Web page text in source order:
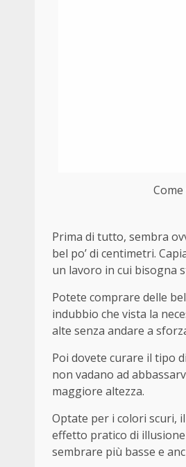
Prima di tutto, sembra
bel po’ di centimetri.
un lavoro in cui bisogna
Potete comprare delle
indubbio che vista la
alte senza andare a
Poi dovete curare il tipo
non vadano ad
maggiore altezza.
Optate per i colori scuri,
effetto pratico di
sembrare più basse e